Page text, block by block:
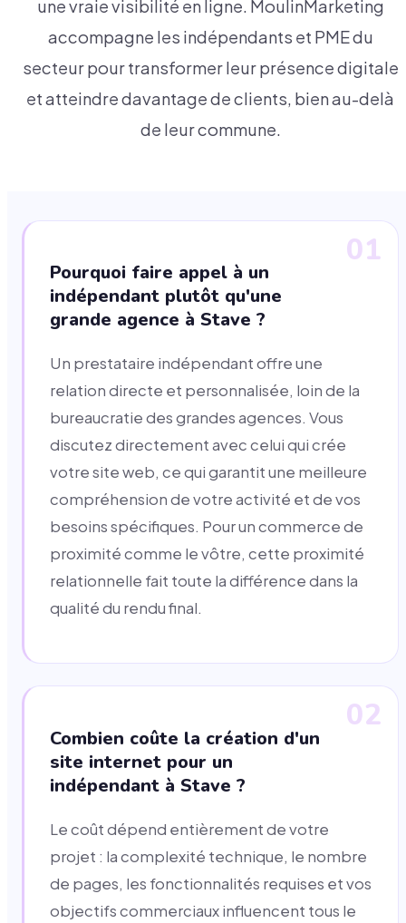
une vraie visibilité en ligne. MoulinMarketing
accompagne les indépendants et PME du
secteur pour transformer leur présence digitale
et atteindre davantage de clients, bien au-delà
de leur commune.
01
Pourquoi faire appel à un
indépendant plutôt qu'une
grande agence à Stave ?
Un prestataire indépendant offre une
relation directe et personnalisée, loin de la
bureaucratie des grandes agences. Vous
discutez directement avec celui qui crée
votre site web, ce qui garantit une meilleure
compréhension de votre activité et de vos
besoins spécifiques. Pour un commerce de
proximité comme le vôtre, cette proximité
relationnelle fait toute la différence dans la
qualité du rendu final.
02
Combien coûte la création d'un
site internet pour un
indépendant à Stave ?
Le coût dépend entièrement de votre
projet : la complexité technique, le nombre
de pages, les fonctionnalités requises et vos
objectifs commerciaux influencent tous le